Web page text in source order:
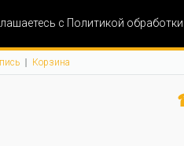
с Политикой
Корзина